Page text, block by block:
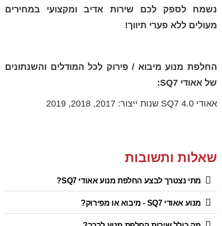
נשמח לספק לכם שירות אדיב ומקצועי במחירים
מעולים ללא פערי תיווך!
החלפת מנוע מיבוא / פירוק לכל המודלים והשנתונים
של אאודי SQ7:
אאודי SQ7 4.0 שנות ייצור: 2017, 2018, 2019
שאלות ותשובות
מתי נצטרך לבצע החלפת מנוע אאודי SQ7?
מנוע אאודי SQ7 - מיבוא או מפירוק?